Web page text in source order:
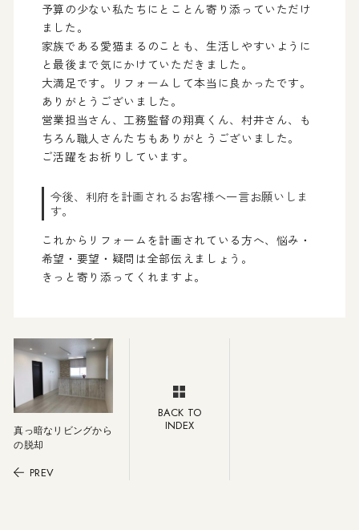
予算の少ない私たちにとことん寄り添っていただけ
ました。
家族である愛猫まるのことも、生活しやすいように
と最後まで気にかけていただきました。
大満足です。リフォームして本当に良かったです。
ありがとうございました。
営業担当さん、工務監督の翔真くん、村井さん、も
ちろん職人さんたちもありがとうございました。
ご活躍をお祈りしています。
今後、利府を計画されるお客様へ一言お願いしま
す。
これからリフォームを計画されている方へ、悩み・
希望・要望・疑問は全部伝えましょう。
きっと寄り添ってくれますよ。
真っ暗なリビングから
の脱却
PREV
BACK TO
INDEX